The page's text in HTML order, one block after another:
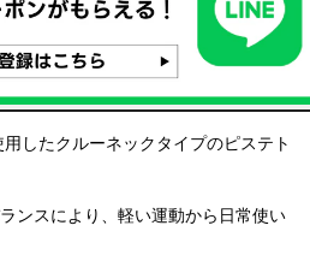
したクルーネックタイプのピステト
ンスにより、軽い運動から日常使い